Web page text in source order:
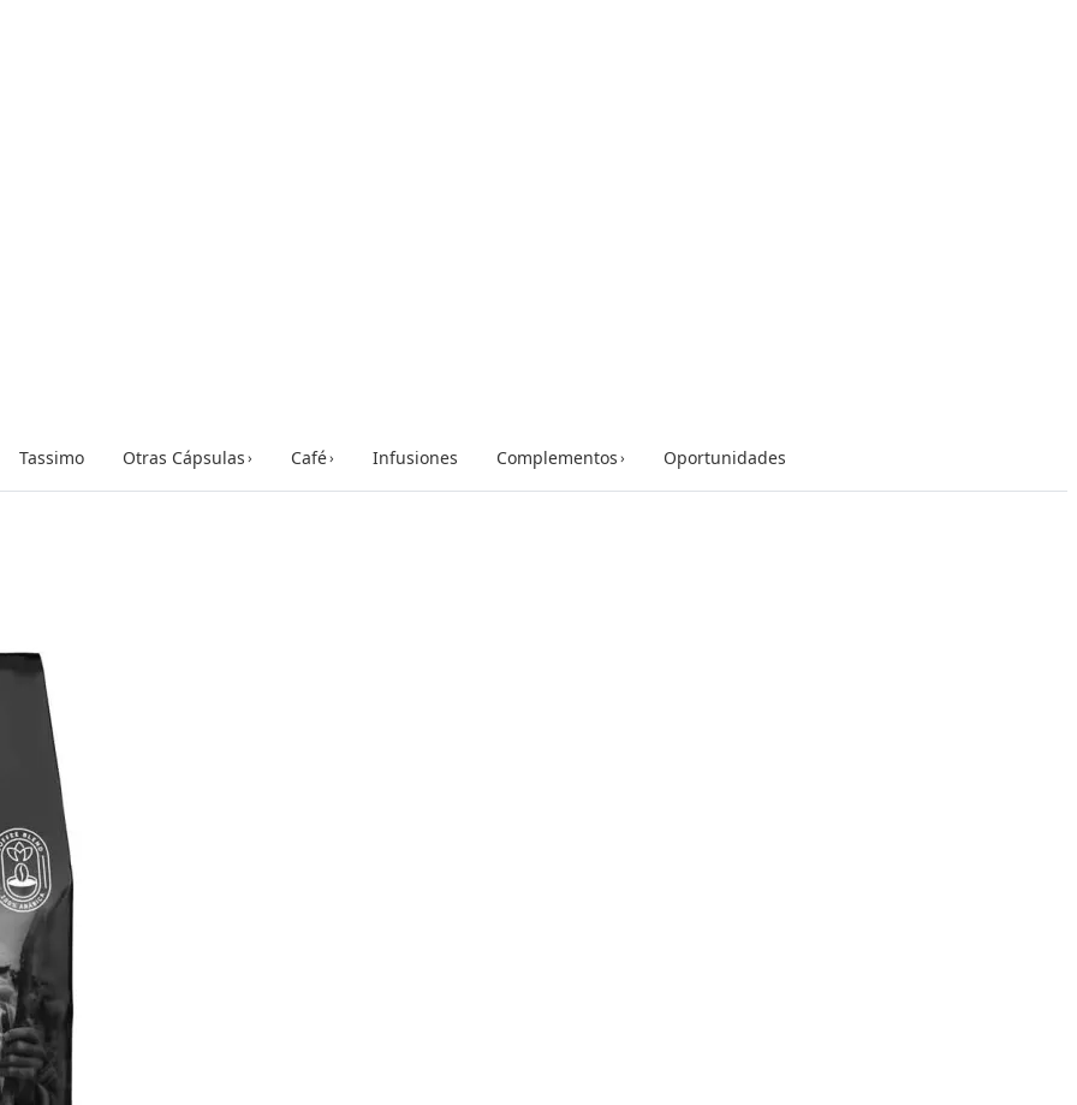
Tassimo Otras Cápsulas› Café› Infusiones Complementos› Oportunidades